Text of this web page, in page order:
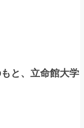
と、立命館大学